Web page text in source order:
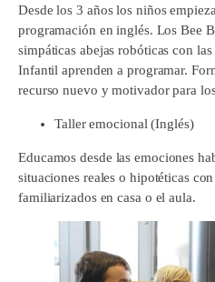
Desde los 3 años los niños
programación en inglés. Los Bee
simpáticas abejas robóticas con
Infantil aprenden a programar.
recurso nuevo y motivador para
Taller emocional (Inglés)
Educamos desde las emociones
situaciones reales o hipotéticas
familiarizados en casa o el aula.